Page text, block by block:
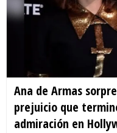
Ana de Armas
prejuicio que
admiración en